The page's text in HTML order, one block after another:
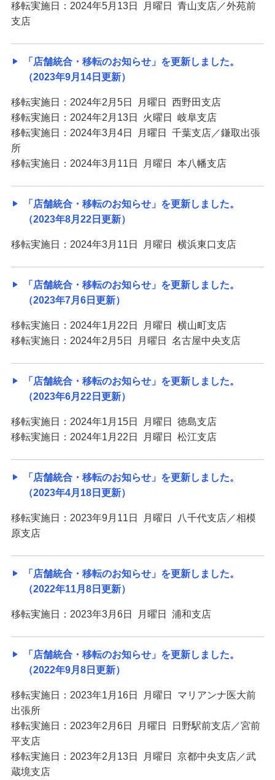
移転実施日：2024年5月13日 月曜日 青山支店／外苑前
支店
「店舗統合・移転のお知らせ」を更新しました。
（2023年9月14日更新）
移転実施日：2024年2月5日 月曜日 西野田支店
移転実施日：2024年2月13日 火曜日 岐阜支店
移転実施日：2024年3月4日 月曜日 千葉支店／鎌取出張
所
移転実施日：2024年3月11日 月曜日 本八幡支店
「店舗統合・移転のお知らせ」を更新しました。
（2023年8月22日更新）
移転実施日：2024年3月11日 月曜日 横浜東口支店
「店舗統合・移転のお知らせ」を更新しました。
（2023年7月6日更新）
移転実施日：2024年1月22日 月曜日 横山町支店
移転実施日：2024年2月5日 月曜日 名古屋中央支店
「店舗統合・移転のお知らせ」を更新しました。
（2023年6月22日更新）
移転実施日：2024年1月15日 月曜日 徳島支店
移転実施日：2024年1月22日 月曜日 松江支店
「店舗統合・移転のお知らせ」を更新しました。
（2023年4月18日更新）
移転実施日：2023年9月11日 月曜日 八千代支店／相模
原支店
「店舗統合・移転のお知らせ」を更新しました。
（2022年11月8日更新）
移転実施日：2023年3月6日 月曜日 浦和支店
「店舗統合・移転のお知らせ」を更新しました。
（2022年9月8日更新）
移転実施日：2023年1月16日 月曜日 マリアンナ医大前
出張所
移転実施日：2023年2月6日 月曜日 日野駅前支店／宮前
平支店
移転実施日：2023年2月13日 月曜日 京都中央支店／武
蔵境支店